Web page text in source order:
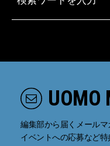
UOMO
編集部から届くメール
イベントへの応募など特